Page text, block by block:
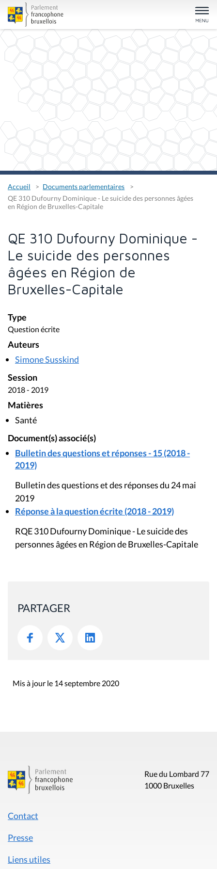
Accueil
Documents parlementaires
QE 310 Dufourny Dominique - Le suicide des personnes âgées
en Région de Bruxelles-Capitale
QE 310 Dufourny Dominique -
Le suicide des personnes
âgées en Région de
Bruxelles-Capitale
Type
Question écrite
Auteurs
Simone Susskind
Session
2018 - 2019
Matières
Santé
Document(s) associé(s)
Bulletin des questions et réponses - 15 (2018 -
2019)
Bulletin des questions et des réponses du 24 mai
2019
Réponse à la question écrite (2018 - 2019)
RQE 310 Dufourny Dominique - Le suicide des
personnes âgées en Région de Bruxelles-Capitale
PARTAGER
Mis à jour le 14 septembre 2020
Rue du Lombard 77
1000 Bruxelles
Contact
Presse
Liens utiles